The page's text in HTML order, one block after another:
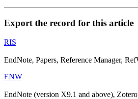
Export the record for this article
RIS
EndNote, Papers, Reference Manager,
ENW
EndNote (version X9.1 and above), Zotero